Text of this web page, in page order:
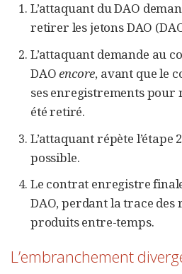
L’attaquant du DAO
retirer les jetons DAO
L’attaquant demande au
DAOencore, avant que le
ses enregistrements pour
été retiré.
L’attaquant répète l’étape
possible.
Le contrat enregistre
DAO, perdant la trace des
produits entre-temps.
L’embranchement